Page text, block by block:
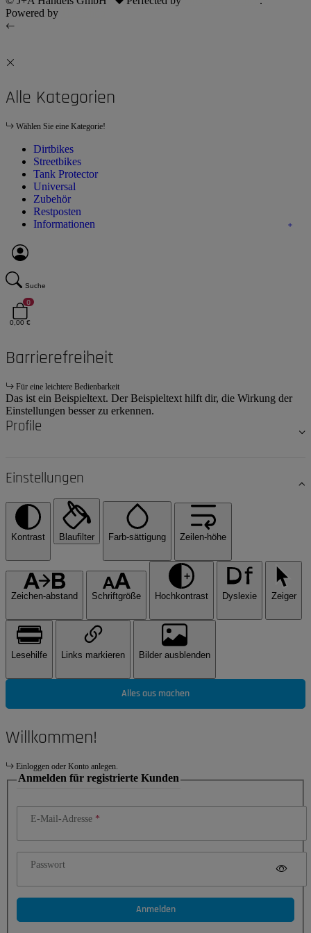
Powered by
Alle Kategorien
Wählen Sie eine Kategorie!
Dirtbikes
Streetbikes
Tank Protector
Universal
Zubehör
Restposten
Informationen
Suche
0
0,00 €
Barrierefreiheit
Für eine leichtere Bedienbarkeit
Das ist ein Beispieltext. Der Beispieltext hilft dir, die Wirkung der
Einstellungen besser zu erkennen.
Profile
Einstellungen
Kontrast Blaufilter Farb-sättigung Zeilen-höhe
Zeichen-abstand Schriftgröße Hochkontrast Dyslexie Zeiger
Lesehilfe Links markieren Bilder ausblenden
Alles aus machen
Willkommen!
Einloggen oder Konto anlegen.
Anmelden für registrierte Kunden
E-Mail-Adresse
Passwort
Anmelden